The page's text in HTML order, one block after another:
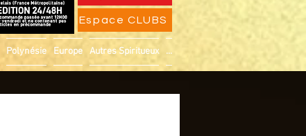
Espace CLUBS
Polynésie Europe Autres Spiritueux ...